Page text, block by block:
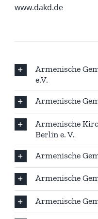
www.dakd.de
Armenische
e.V.
Armenische
Armenische
Berlin e. V.
Armenische
Armenische
Armenische